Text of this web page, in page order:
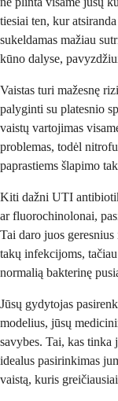
tiesiai ten, kur
sukeldamas mažiau
kūno dalyse,
Vaistas turi mažesnę
palyginti su platesnio
vaistų vartojimas
problemas, todėl
paprastiems šlapimo
Kiti dažni UTI
ar fluorochinolonai,
Tai daro juos
takų infekcijoms,
normalią bakterinę
Jūsų gydytojas
modelius, jūsų
savybes. Tai, kas tinka
idealus pasirinkimas
vaistą, kuris